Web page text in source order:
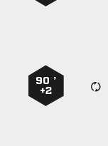
90 ’
+2